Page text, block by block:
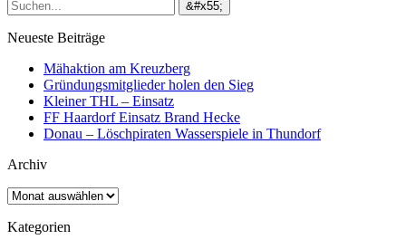
Neueste Beiträge
Mähaktion am Kreuzberg
Gründungsmitglieder holen den Sieg
Kleiner THL – Einsatz
FF Haardorf Einsatz Brand Hecke
Donau – Löschpiraten Wasserspiele in Thundorf
Archiv
Archiv
Kategorien